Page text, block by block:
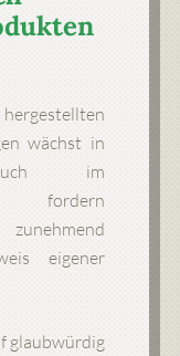
wächst in
im
fordern
eigener
glaubwürdig